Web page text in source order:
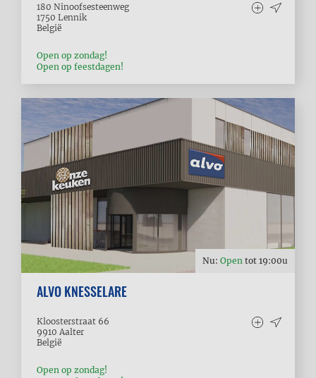
180 Ninoofsesteenweg
1750 Lennik
België
Open op zondag!
Open op feestdagen!
Nu: Open tot 19:00u
ALVO KNESSELARE
Kloosterstraat 66
9910 Aalter
België
Open op zondag!